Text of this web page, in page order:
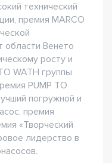
технический
премия MARCO
области Венето
росту и
WATH группы
PUMP TO
погружной и
премия
«Творческий
лидерство в